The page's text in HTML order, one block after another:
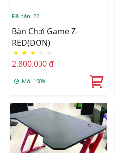
Đã bán: 22
Bàn Chơi Game Z-
RED(ĐƠN)
★ ★ ★ ☆ ☆
2.800.000 đ
Mới 100%